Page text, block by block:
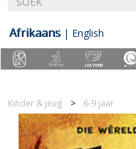
Afrikaans | English
Kinder & jeug 6-9 jaar